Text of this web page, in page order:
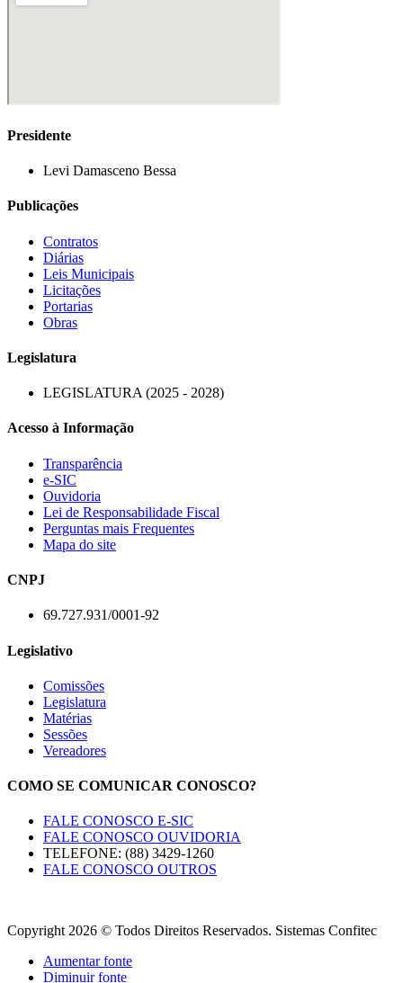
Presidente
Levi Damasceno Bessa
Publicações
Contratos
Diárias
Leis Municipais
Licitações
Portarias
Obras
Legislatura
LEGISLATURA (2025 - 2028)
Acesso à Informação
Transparência
e-SIC
Ouvidoria
Lei de Responsabilidade Fiscal
Perguntas mais Frequentes
Mapa do site
CNPJ
69.727.931/0001-92
Legislativo
Comissões
Legislatura
Matérias
Sessões
Vereadores
COMO SE COMUNICAR CONOSCO?
FALE CONOSCO E-SIC
FALE CONOSCO OUVIDORIA
TELEFONE: (88) 3429-1260
FALE CONOSCO OUTROS
Copyright 2026 © Todos Direitos Reservados. Sistemas Confitec
Aumentar fonte
Diminuir fonte